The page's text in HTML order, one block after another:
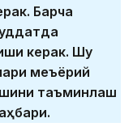
Барча
керак. Шу
меъёрий
таъминлаш